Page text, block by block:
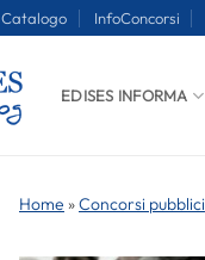
Catalogo InfoConcorsi
EDISES INFORMA
Home »Concorsi pubblici